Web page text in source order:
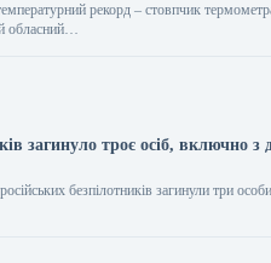
рекорд – стовпчик
обласний…
загинуло троє осіб, включно з
безпілотників загинули три